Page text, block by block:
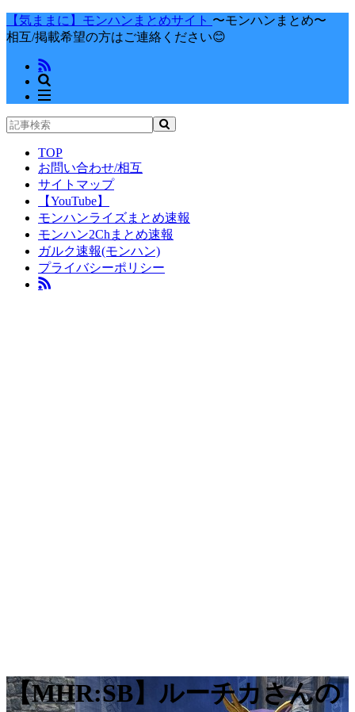
【気ままに】モンハンまとめサイト 〜モンハンまとめ〜
相互/掲載希望の方はご連絡ください😊
TOP
お問い合わせ/相互
サイトマップ
【YouTube】
モンハンライズまとめ速報
モンハン2Chまとめ速報
ガルク速報(モンハン)
プライバシーポリシー
【MHR:SB】ルーチカさんの